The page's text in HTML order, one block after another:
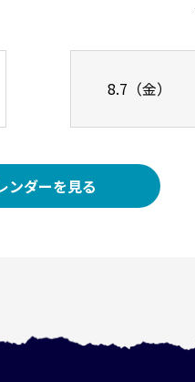
8.7（金）
ンダーを見る